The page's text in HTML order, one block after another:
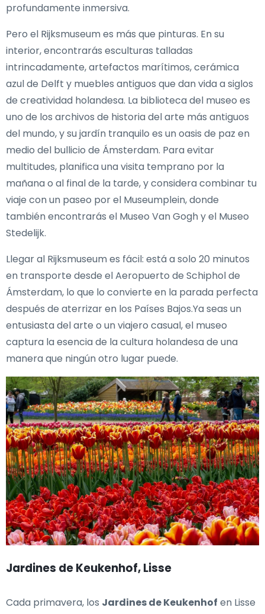
profundamente inmersiva.
Pero el Rijksmuseum es más que pinturas. En su
interior, encontrarás esculturas talladas
intrincadamente, artefactos marítimos, cerámica
azul de Delft y muebles antiguos que dan vida a siglos
de creatividad holandesa. La biblioteca del museo es
uno de los archivos de historia del arte más antiguos
del mundo, y su jardín tranquilo es un oasis de paz en
medio del bullicio de Ámsterdam. Para evitar
multitudes, planifica una visita temprano por la
mañana o al final de la tarde, y considera combinar tu
viaje con un paseo por el Museumplein, donde
también encontrarás el Museo Van Gogh y el Museo
Stedelijk.
Llegar al Rijksmuseum es fácil: está a solo 20 minutos
en transporte desde el Aeropuerto de Schiphol de
Ámsterdam, lo que lo convierte en la parada perfecta
después de aterrizar en los Países Bajos.Ya seas un
entusiasta del arte o un viajero casual, el museo
captura la esencia de la cultura holandesa de una
manera que ningún otro lugar puede.
Jardines de Keukenhof, Lisse
Cada primavera, los Jardines de Keukenhof en Lisse